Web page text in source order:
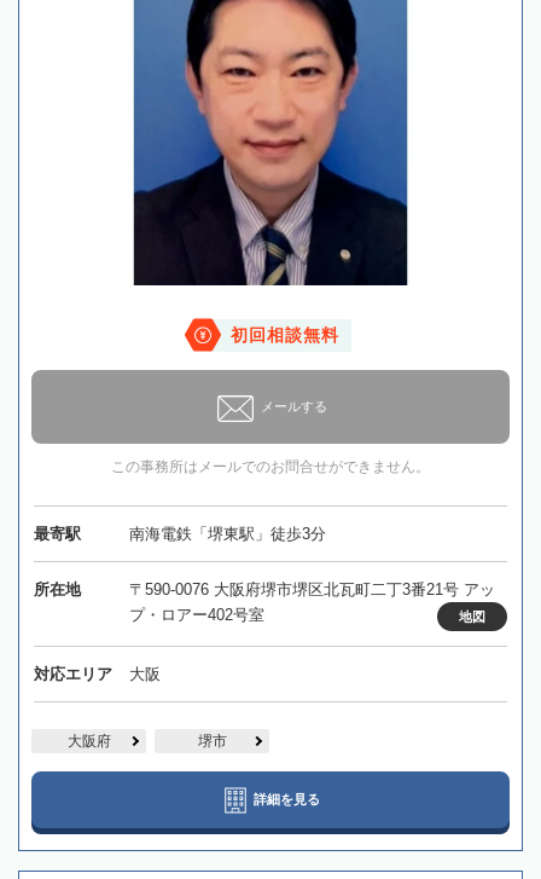
初回相談無料
メールする
この事務所はメールでのお問合せができません。
最寄駅 南海電鉄「堺東駅」徒歩3分
所在地
〒590-0076 大阪府堺市堺区北瓦町二丁3番21号 アッ
プ・ロアー402号室
地図
対応エリア 大阪
大阪府 堺市
詳細を見る